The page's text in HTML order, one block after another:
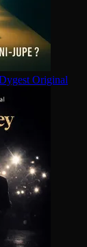
Original